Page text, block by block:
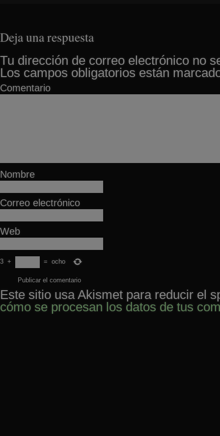
Deja una respuesta
Tu dirección de correo electrónico no
Los campos obligatorios están
Comentario
Nombre
Correo electrónico
Web
3 + = ocho
Este sitio usa Akismet para reducir el
cómo se procesan los datos de tus